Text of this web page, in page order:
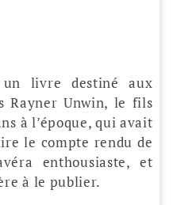
livre destiné aux
Rayner Unwin, le fils
à l’époque, qui avait
le compte rendu de
enthousiaste, et
à le publier.